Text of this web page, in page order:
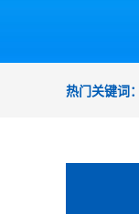
热门关键词：